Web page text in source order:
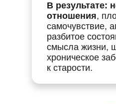
В результате:
отношения,
самочувствие,
разбитое
смысла жизни,
хроническое
к старости.